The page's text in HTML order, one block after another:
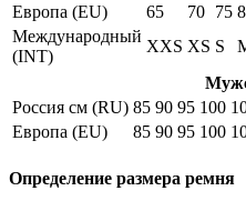
Европа (EU)
65 70 75
Международный
(INT)
XXS XS S
Россия см (RU) 85 90 95 100
Европа (EU)
85 90 95 100
Определение размера ремня